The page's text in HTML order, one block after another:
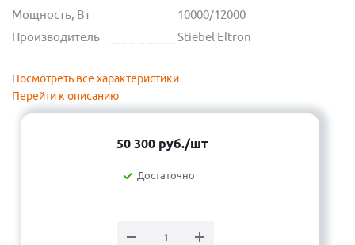
Мощность, Вт
10000/12000
Производитель
Stiebel Eltron
Посмотреть все характеристики
Перейти к описанию
50 300 руб./шт
Достаточно